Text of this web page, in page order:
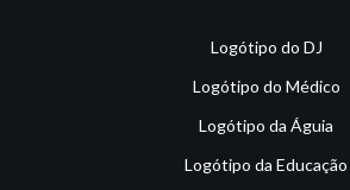
Logótipo do DJ
Logótipo do Médico
Logótipo da Águia
Logótipo da Educação